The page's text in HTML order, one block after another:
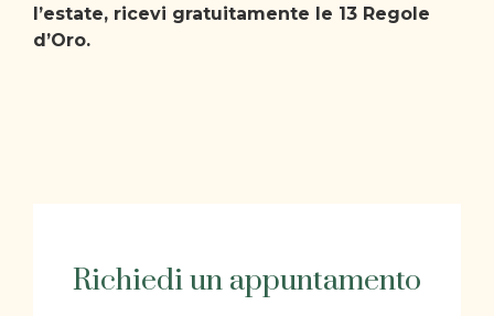
l’estate, ricevi gratuitamente le 13 Regole
d’Oro.
Richiedi un appuntamento